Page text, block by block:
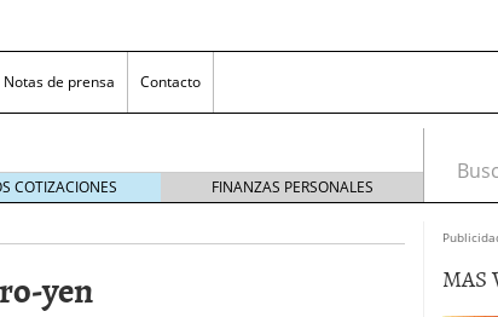
Notas de prensa Contacto
hoy
COTIZACIONES FINANZAS PERSONALES
yen MAS